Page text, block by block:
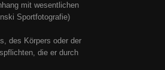
mit wesentlichen
Sportfotografie)
des Körpers oder der
die er durch